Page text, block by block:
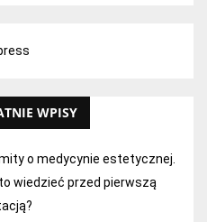
WPISY
o medycynie estetycznej.
wiedzieć przed pierwszą